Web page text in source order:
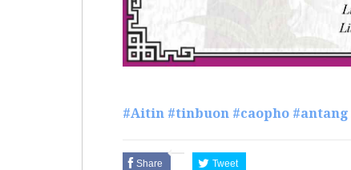
#Aitin #tinbuon #caopho #antang
Share Tweet